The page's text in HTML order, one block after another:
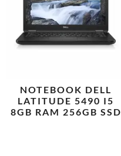
NOTEBOOK DELL
LATITUDE 5490 I5
8GB RAM 256GB SSD